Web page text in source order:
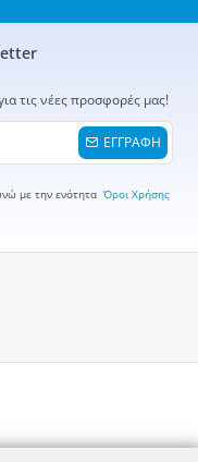
τις νέες προσφορές μας!
ΕΓΓΡΑΦΗ
με την ενότητα Όροι Χρήσης